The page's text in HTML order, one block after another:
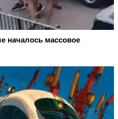
началось массовое